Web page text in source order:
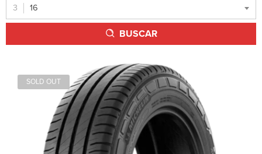
16
BUSCAR
SOLD OUT